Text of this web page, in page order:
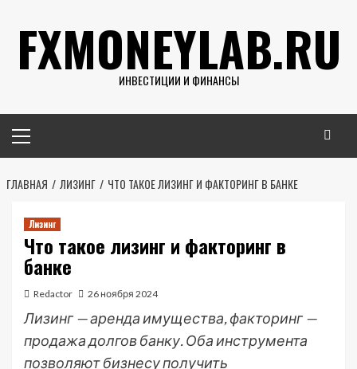
содержимому
FXMONEYLAB.RU
ИНВЕСТИЦИИ И ФИНАНСЫ
меню
ГЛАВНАЯ ЛИЗИНГ ЧТО ТАКОЕ ЛИЗИНГ И ФАКТОРИНГ В БАНКЕ
Лизинг
Что такое лизинг и факторинг в
банке
Redactor 26 ноября 2024
Лизинг — аренда имущества, факторинг —
продажа долгов банку. Оба инструмента
позволяют бизнесу получить